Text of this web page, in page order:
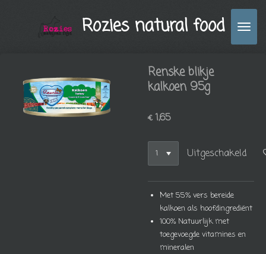
Rozies natural food
Renske blikje
kalkoen 95g
€ 1,65
Uitgeschakeld
Met 55% vers bereide
kalkoen als hoofdingrediënt
100% Natuurlijk met
toegevoegde vitamines en
mineralen